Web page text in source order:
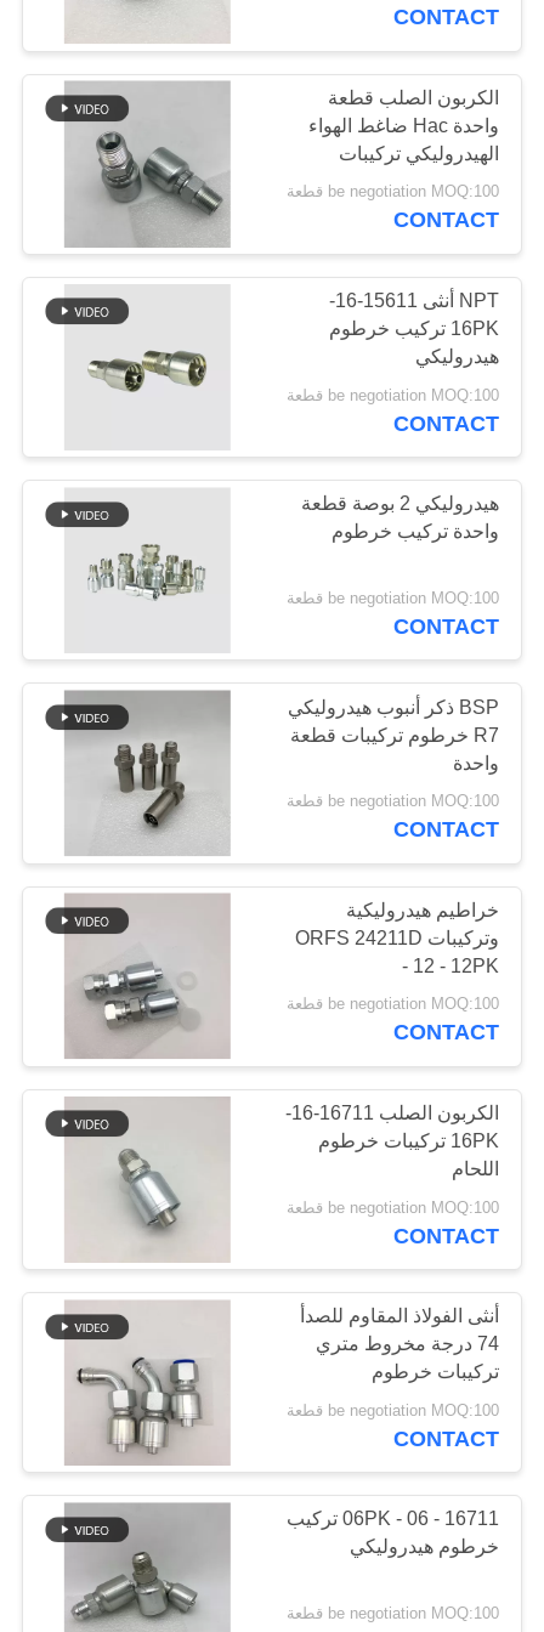
مراقبة
الجودة
اتصل
اطلب
اقتباس
خريطة
الموقع
PRIVACY
تركيبات خرطوم JIS
29
تجهيزات خرطوم
BSP
49
تركيبات خرطوم الدين
36
محول خرطوم الفولاذ
المقاوم للصدأ
46
ذكر موصل خرطوم
الإناث
37
محولات خرطوم متري
33
CONTACT
الكربون الصلب قطعة
واحدة Hac ضاغط الهواء
الهيدروليكي تركيبات
خرطوم مرنة
be negotiation MOQ:100 قطعة
CONTACT
NPT أنثى 15611-16-
16PK تركيب خرطوم
هيدروليكي
be negotiation MOQ:100 قطعة
CONTACT
هيدروليكي 2 بوصة قطعة
واحدة تركيب خرطوم
be negotiation MOQ:100 قطعة
CONTACT
BSP ذكر أنبوب هيدروليكي
R7 خرطوم تركيبات قطعة
واحدة
be negotiation MOQ:100 قطعة
CONTACT
خراطيم هيدروليكية
وتركيبات ORFS 24211D
- 12 - 12PK
be negotiation MOQ:100 قطعة
CONTACT
الكربون الصلب 16711-16-
16PK تركيبات خرطوم
اللحام
be negotiation MOQ:100 قطعة
CONTACT
أنثى الفولاذ المقاوم للصدأ
74 درجة مخروط متري
تركيبات خرطوم
هيدروليكي
be negotiation MOQ:100 قطعة
CONTACT
16711 - 06 - 06PK تركيب
خرطوم هيدروليكي
be negotiation MOQ:100 قطعة